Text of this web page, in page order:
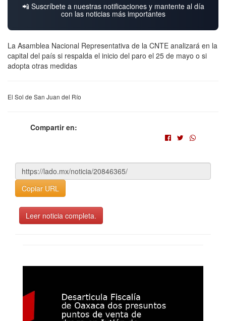
📲 Suscríbete a nuestras notificaciones y mantente al día
con las noticias más importantes
La Asamblea Nacional Representativa de la CNTE analizará en la
capital del país si respalda el inicio del paro el 25 de mayo o si
adopta otras medidas
El Sol de San Juan del Río
Compartir en:
Copiar URL
Leer noticia completa.